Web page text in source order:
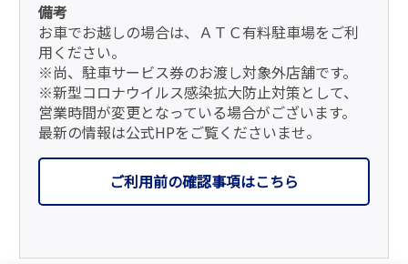
備考
お車でお越しの場合は、ＡＴＣ有料駐車場をご利
用ください。
※尚、駐車サービス券のお渡し対象外店舗です。
※新型コロナウイルス感染拡大防止対策として、
営業時間が変更となっている場合がございます。
最新の情報は公式HPをご覧くださいませ。
ご利用前の確認事項はこちら